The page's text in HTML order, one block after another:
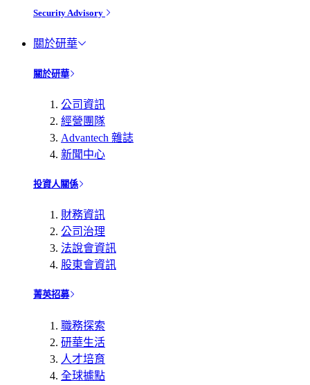
Security Advisory
關於研華
關於研華
公司資訊
經營團隊
Advantech 雜誌
新聞中心
投資人關係
財務資訊
公司治理
法說會資訊
股東會資訊
菁英招募
職務探索
研華生活
人才培育
全球據點